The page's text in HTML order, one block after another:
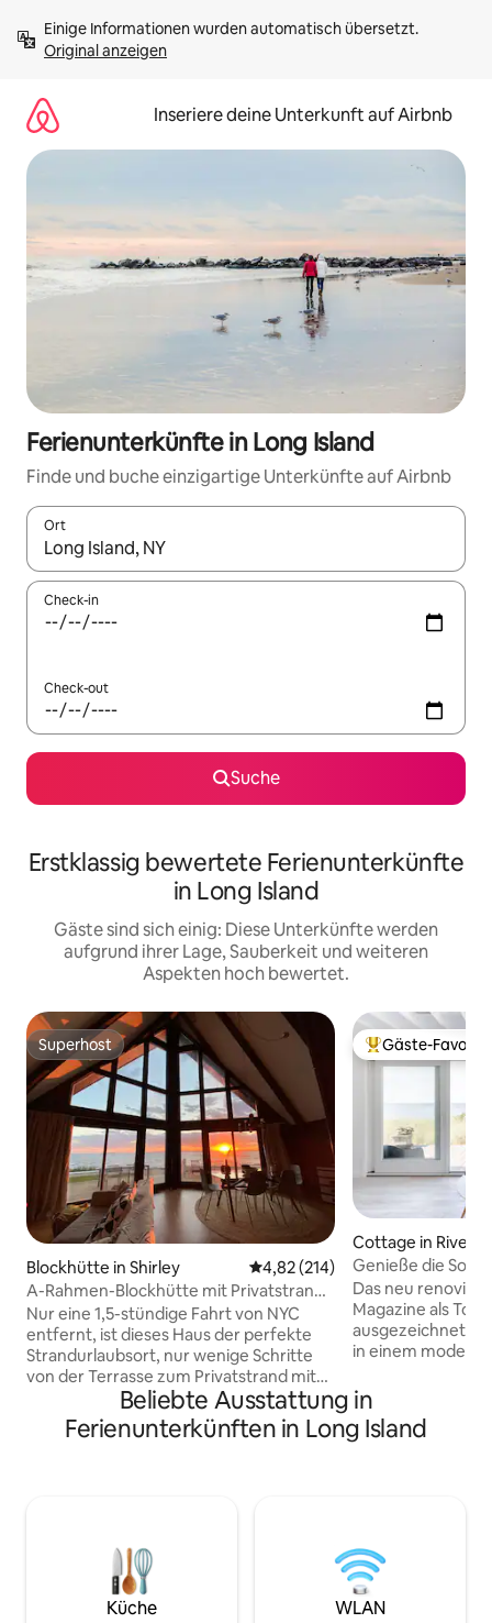
Inhalten
springenOriginal anzeigen
Inseriere deine Unterkunft auf Airbnb
Ferienunterkünfte in Long Island
Finde und buche einzigartige Unterkünfte auf Airbnb
Ort
Wenn Ergebnisse verfügbar sind, navigiere mit den
Check-in
Check-out
Suche
Erstklassig bewertete Ferienunterkünfte
in Long Island
Gäste sind sich einig: Diese Unterkünfte werden
aufgrund ihrer Lage, Sauberkeit und weiteren
Aspekten hoch bewertet.
Superhost
Superhost
Blockhütte in Shirley Durchschnittliche Bewertung:
4,82 (214)
A-Rahmen-Blockhütte mit Privatstrand
& epischen Sonnenuntergängen
Nur eine 1,5-stündige Fahrt von NYC
entfernt, ist dieses Haus der perfekte
Strandurlaubsort, nur wenige Schritte
von der Terrasse zum Privatstrand mit
seinem schönen Blick über die Great
South Bay entfernt. Abgelegene Arbeit
mit atemberaubendem Wasserblick
Betten und ein Zimmer mit Etagenbett
bieten Platz für 6 Gäste, ideal für
Familien oder ein kleines Treffen von
Freunden. 5 Autominuten vom
Beliebter Gäste-
Gäste-Favorit
Cottage in
Genieße die
Meer in einem
Das neu
Magazine als
ausgezeichnete
in einem
Palette von
um einen
Rückzugsort zu
Grundstück zum
Beliebte Ausstattung in
Ferienunterkünften in Long Island
Küche WLAN